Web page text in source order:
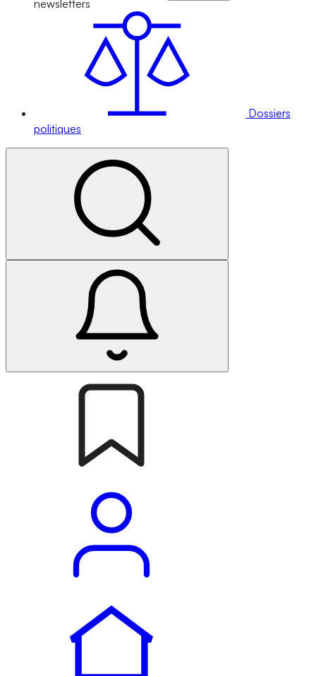
newsletters
Dossiers
politiques